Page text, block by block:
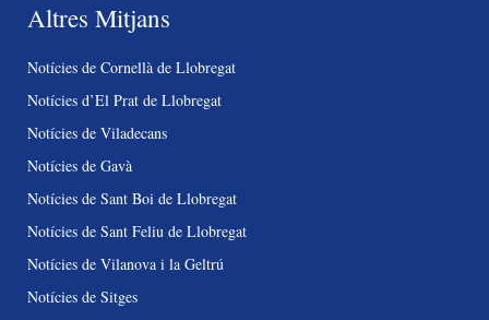
Altres Mitjans
Notícies de Cornellà de Llobregat
Notícies d’El Prat de Llobregat
Notícies de Viladecans
Notícies de Gavà
Notícies de Sant Boi de Llobregat
Notícies de Sant Feliu de Llobregat
Notícies de Vilanova i la Geltrú
Notícies de Sitges